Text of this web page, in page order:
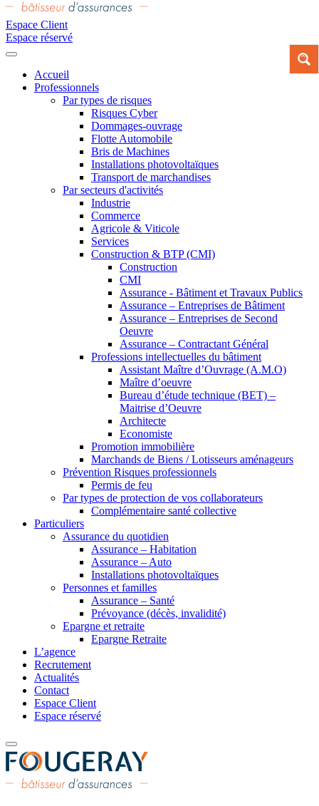
Espace Client
Espace réservé
Accueil
Professionnels
Par types de risques
Risques Cyber
Dommages-ouvrage
Flotte Automobile
Bris de Machines
Installations photovoltaïques
Transport de marchandises
Par secteurs d'activités
Industrie
Commerce
Agricole & Viticole
Services
Construction & BTP (CMI)
Construction
CMI
Assurance - Bâtiment et Travaux Publics
Assurance – Entreprises de Bâtiment
Assurance – Entreprises de Second
Oeuvre
Assurance – Contractant Général
Professions intellectuelles du bâtiment
Assistant Maître d’Ouvrage (A.M.O)
Maître d’oeuvre
Bureau d’étude technique (BET) –
Maitrise d’Oeuvre
Architecte
Economiste
Promotion immobilière
Marchands de Biens / Lotisseurs aménageurs
Prévention Risques professionnels
Permis de feu
Par types de protection de vos collaborateurs
Complémentaire santé collective
Particuliers
Assurance du quotidien
Assurance – Habitation
Assurance – Auto
Installations photovoltaïques
Personnes et familles
Assurance – Santé
Prévoyance (décès, invalidité)
Epargne et retraite
Epargne Retraite
L’agence
Recrutement
Actualités
Contact
Espace Client
Espace réservé